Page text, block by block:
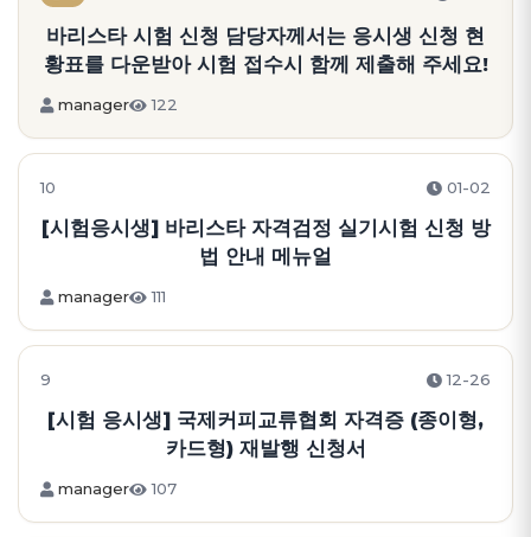
바리스타 시험 신청 담당자께서는 응시생 신청 현
황표를 다운받아 시험 접수시 함께 제출해 주세요!
manager 122
10 01-02
[시험응시생] 바리스타 자격검정 실기시험 신청 방
법 안내 메뉴얼
manager 111
9 12-26
[시험 응시생] 국제커피교류협회 자격증 (종이형,
카드형) 재발행 신청서
manager 107